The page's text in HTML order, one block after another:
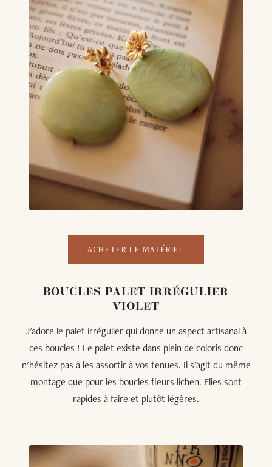
ACHETER LE MATÉRIEL
BOUCLES PALET IRRÉGULIER
VIOLET
J'adore le palet irrégulier qui donne un aspect artisanal à
ces boucles ! Le palet existe dans plein de coloris donc
n'hésitez pas à les assortir à vos tenues. Il s'agit du même
montage que pour les boucles fleurs lichen. Elles sont
rapides à faire et plutôt légères.